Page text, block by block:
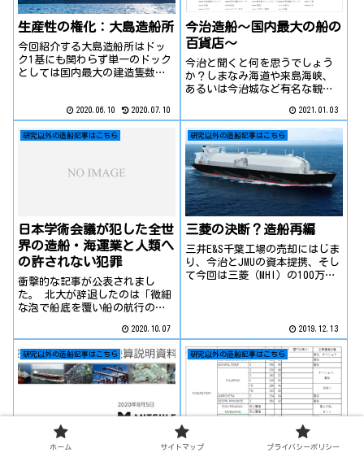
生産性の権化：大島造船所
今回紹介する大島造船所はドッ
ク1基にも関わらず単一のドック
としては国内最大の建造隻数を
2020.06.10 2020.07.10
今治造船～国内最大の船の
百貨店～
今治と聞くと何を思うでしょう
か？しまなみ海道や来島海峡、
あるいは今治城など有名な観光
有名になった今治タオルもあり
ますね。さて、世界の造船市場
において、今治は日本最大の造
船産業地域として知られており
ます。特に国内建造量1位の今治
造船は瀬戸内を中心に展開して
おり、世界市場で唯一戦えてい
る企業でもあります。ちなみ
に、企業シンボルは＄（ドルマ
ーク）と似ていることから、船
主には「お金を運んできてくれ
る船」と評判です。ここでは、
今治造船の社史やそのグループ
2021.01.03
研究以外の造船記事はこちら
日本学術会議が犯した全世
界の造船・海運業と人類へ
の許されない犯罪
衝撃的な記事が公表されまし
た。 北大が辞退したのは「微細
な泡で船底を覆い船の航行の抵
の研究」。船舶の燃費を１０％
ほど軽減できる可能性があった
が、これが「軍事研究」と見な
されたという。
2020.10.07
研究以外の造船記事はこちら
三菱の決断？造船再編
三井E&S千葉工場の売却にはじま
り、今治とJMUの資本提携、そし
て今回は三菱（MHI）の100万ト
2019.12.13
研究以外の造船記事はこちら
三井E&S造船、ファブレス
研究以外の造船記事はこちら
客船は誰が作る？客船とク
ホーム サイトマップ プライバシーポリシー